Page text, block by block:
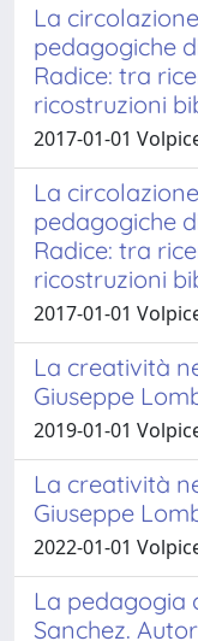
La
pedagogiche
Radice: tra
ricostruzioni
2017-01-01
La
pedagogiche
Radice: tra
ricostruzioni
2017-01-01
La creatività
Giuseppe
2019-01-01
La creatività
Giuseppe
2022-01-01
La pedagogia
Sanchez.